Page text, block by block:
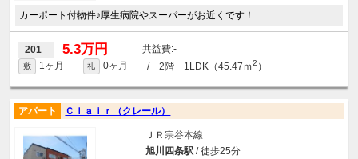
カーポート付物件♪厚生病院やスーパーがお近くです！
201 5.3万円 -
敷 1ヶ月 礼 0ヶ月 / 2階 1LDK（45.47ｍ2 ）
アパート Ｃｌａｉｒ（クレール）
ＪＲ宗谷本線
旭川四条駅/ 徒歩25分